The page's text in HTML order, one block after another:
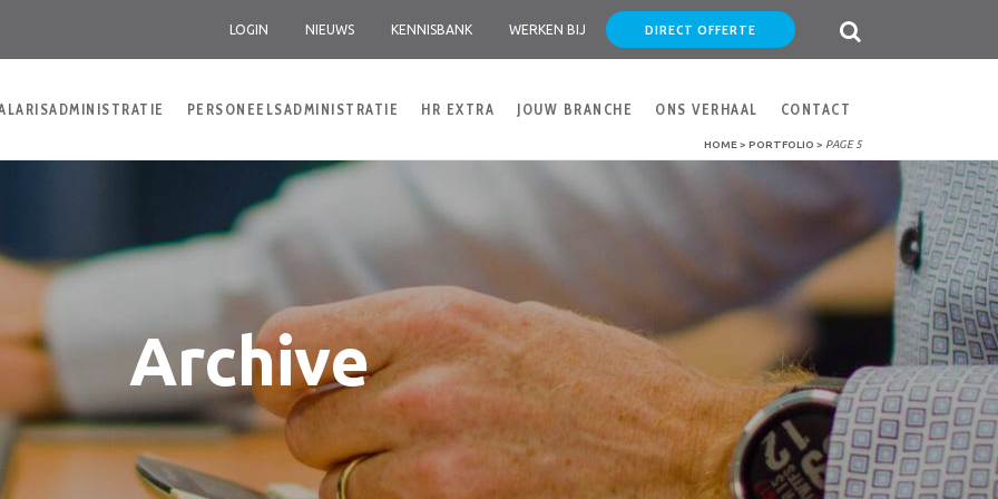
LOGIN NIEUWS KENNISBANK WERKEN BIJ DIRECT OFFERTE
PERSONEELSADMINISTRATIE HR EXTRA JOUW BRANCHE ONS VERHAAL CONTACT
HOME> PORTFOLIO > PAGE 5
Archive